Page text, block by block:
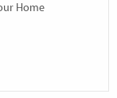
Home